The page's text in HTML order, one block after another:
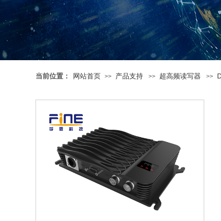
当前位置： 网站首页 >> 产品支持 >> 超高频读写器 >>